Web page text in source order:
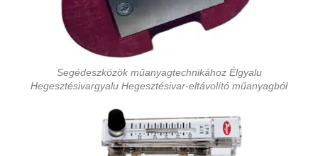
Segédeszközök műanyagtechnikához Élgyalu
Hegesztésivargyalu Hegesztésivar-eltávolító műanyagból